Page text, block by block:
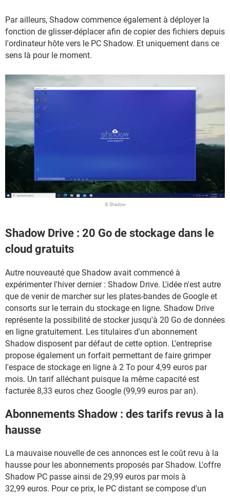
Par ailleurs, Shadow commence également à déployer la
fonction de glisser-déplacer afin de copier des fichiers depuis
l'ordinateur hôte vers le PC Shadow. Et uniquement dans ce
sens là pour le moment.
© Shadow
Shadow Drive : 20 Go de stockage dans le
cloud gratuits
Autre nouveauté que Shadow avait commencé à
expérimenter l'hiver dernier : Shadow Drive. L'idée n'est autre
que de venir de marcher sur les plates-bandes de Google et
consorts sur le terrain du stockage en ligne. Shadow Drive
représente la possibilité de stocker jusqu'à 20 Go de données
en ligne gratuitement. Les titulaires d'un abonnement
Shadow disposent par défaut de cette option. L'entreprise
propose également un forfait permettant de faire grimper
l'espace de stockage en ligne à 2 To pour 4,99 euros par
mois. Un tarif alléchant puisque la même capacité est
facturée 8,33 euros chez Google (99,99 euros par an).
Abonnements Shadow : des tarifs revus à la
hausse
La mauvaise nouvelle de ces annonces est le coût revu à la
hausse pour les abonnements proposés par Shadow. L'offre
Shadow PC passe ainsi de 29,99 euros par mois à
32,99 euros. Pour ce prix, le PC distant se compose d'un